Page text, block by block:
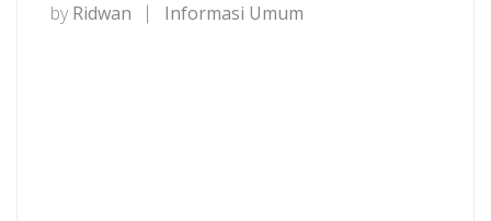
by Ridwan Informasi Umum